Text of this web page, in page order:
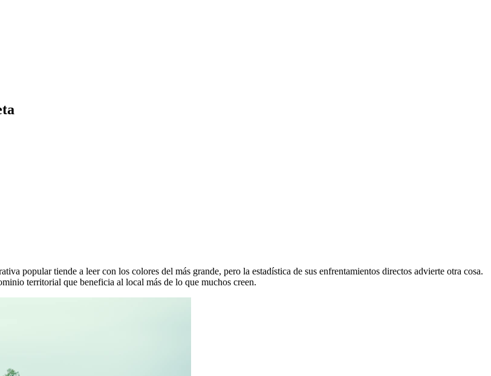
popular tiende a leer con los colores del más grande, pero la estadística de sus enfrentamientos directos advierte otra cosa.
territorial que beneficia al local más de lo que muchos creen.